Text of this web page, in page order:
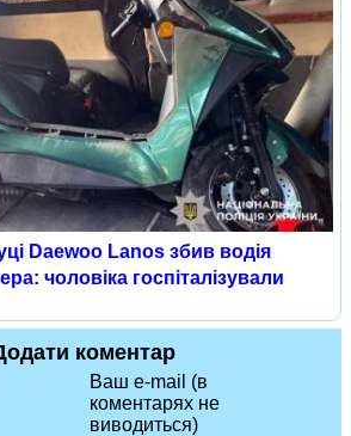
Daewoo Lanos збив водія
чоловіка госпіталізували
коментар
Ваш e-mail (в
коментарях не
виводиться)